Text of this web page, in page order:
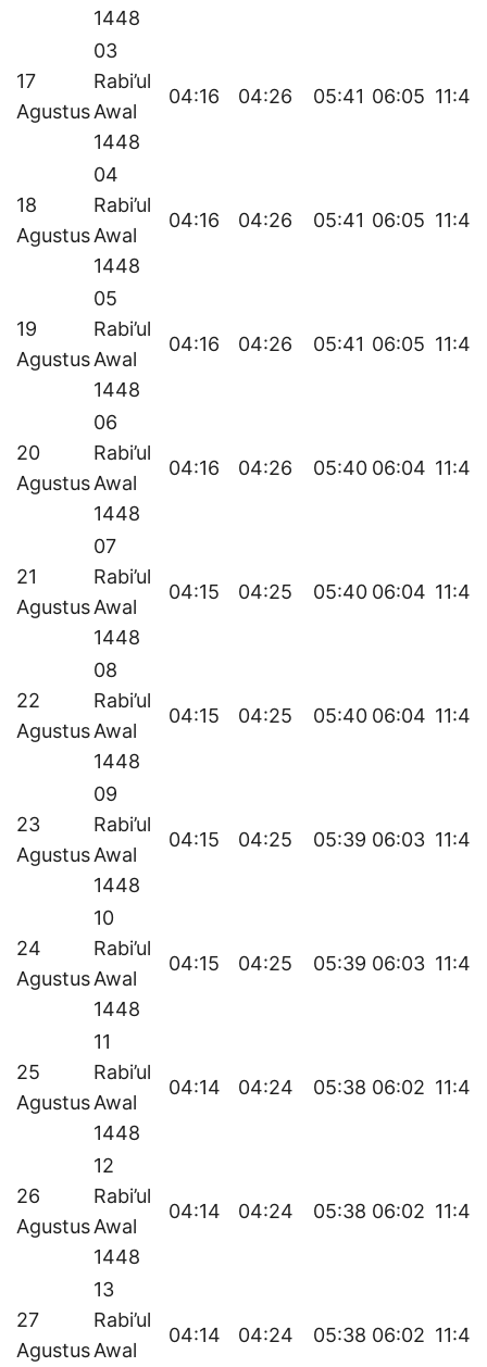
1448
17
Agustus
03
Rabi’ul
Awal
1448
04:16 04:26 05:41 06:05 11:44
18
Agustus
04
Rabi’ul
Awal
1448
04:16 04:26 05:41 06:05 11:44
19
Agustus
05
Rabi’ul
Awal
1448
04:16 04:26 05:41 06:05 11:43
20
Agustus
06
Rabi’ul
Awal
1448
04:16 04:26 05:40 06:04 11:43
21
Agustus
07
Rabi’ul
Awal
1448
04:15 04:25 05:40 06:04 11:43
22
Agustus
08
Rabi’ul
Awal
1448
04:15 04:25 05:40 06:04 11:43
23
Agustus
09
Rabi’ul
Awal
1448
04:15 04:25 05:39 06:03 11:42
24
Agustus
10
Rabi’ul
Awal
1448
04:15 04:25 05:39 06:03 11:42
25
Agustus
11
Rabi’ul
Awal
1448
04:14 04:24 05:38 06:02 11:42
26
Agustus
12
Rabi’ul
Awal
1448
04:14 04:24 05:38 06:02 11:42
27
Agustus
13
Rabi’ul
Awal
04:14 04:24 05:38 06:02 11:41